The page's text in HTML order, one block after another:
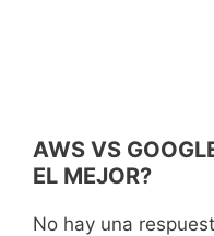
AWS VS
EL MEJOR?
No hay una